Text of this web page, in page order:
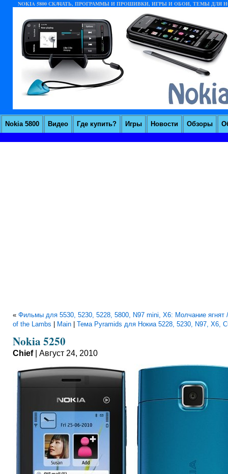
NOKIA 5800 СКАЧАТЬ, ПРОГРАММЫ И ПРОШИВКИ, ИГРЫ И ОБОИ, ТЕМЫ ДЛЯ
Nokia 5800 Видео Где купить? Игры Новости Обзоры
« Фильмы для 5530, 5230, 5228, 5800, N97 mini, X6: Молчание ягнят
of the Lambs
Main Тема Pyramids для Нокиа 5228, 5230, N97, X6,
Nokia 5250
Chief| Август 24, 2010